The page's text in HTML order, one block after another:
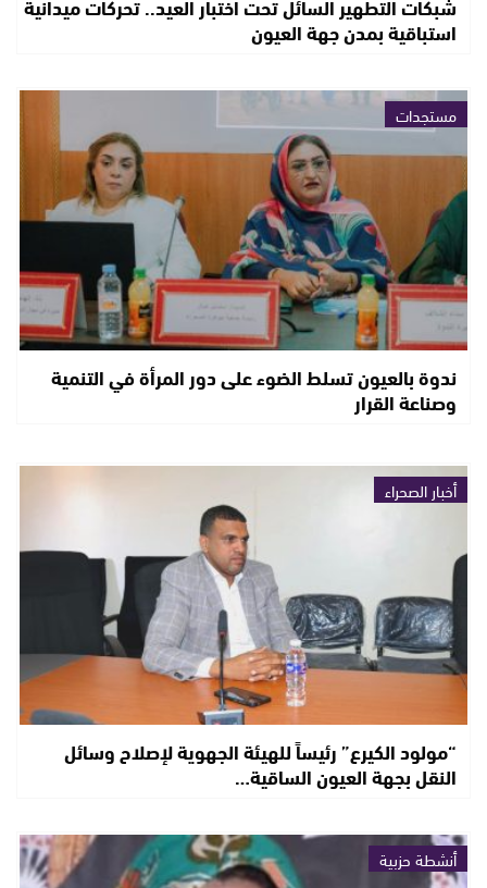
استباقية بمدن جهة العيون
مستجدات
ندوة بالعيون تسلط الضوء على دور المرأة في التنمية
وصناعة القرار
أخبار الصحراء
“مولود الكيرع” رئيساً للهيئة الجهوية لإصلاح وسائل
النقل بجهة العيون الساقية…
أنشطة حزبية